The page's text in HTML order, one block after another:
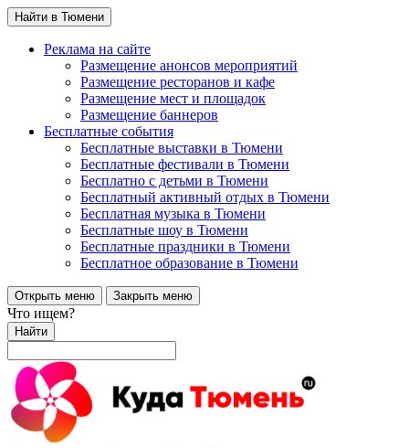
Найти в Тюмени
Реклама на сайте
Размещение анонсов мероприятий
Размещение ресторанов и кафе
Размещение мест и площадок
Размещение баннеров
Бесплатные события
Бесплатные выставки в Тюмени
Бесплатные фестивали в Тюмени
Бесплатно с детьми в Тюмени
Бесплатный активный отдых в Тюмени
Бесплатная музыка в Тюмени
Бесплатные шоу в Тюмени
Бесплатные праздники в Тюмени
Бесплатное образование в Тюмени
Открыть меню Закрыть меню
Что ищем?
Найти